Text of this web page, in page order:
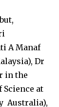
A Manaf
Dr
in the
at
Australia),